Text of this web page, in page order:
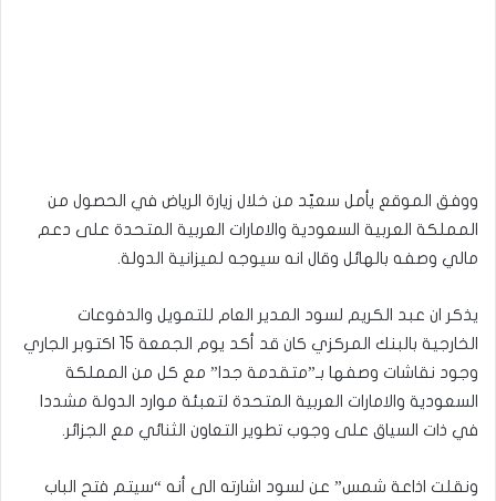
ووفق الموقع يأمل سعيّد من خلال زيارة الرياض في الحصول من
المملكة العربية السعودية والامارات العربية المتحدة على دعم
مالي وصفه بالهائل وقال انه سيوجه لميزانية الدولة.
يذكر ان عبد الكريم لسود المدير العام للتمويل والدفوعات
الخارجية بالبنك المركزي كان قد أكد يوم الجمعة 15 اكتوبر الجاري
وجود نقاشات وصفها بـ”متقدمة جدا” مع كل من المملكة
السعودية والامارات العربية المتحدة لتعبئة موارد الدولة مشددا
في ذات السياق على وجوب تطوير التعاون الثنائي مع الجزائر.
ونقلت اذاعة شمس” عن لسود اشارته الى أنه “سيتم فتح الباب